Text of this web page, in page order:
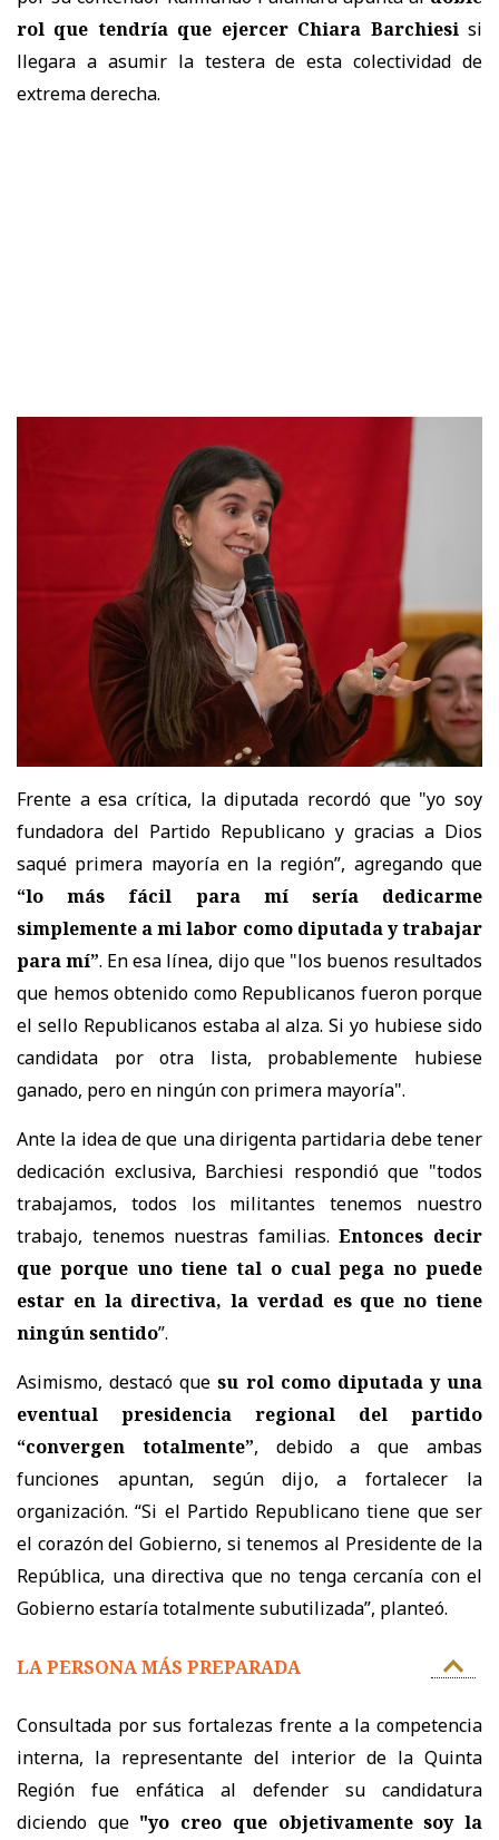
rol que tendría que ejercer Chiara Barchiesisi
llegara a asumir la testera de esta colectividad de
extrema derecha.
Frente a esa crítica, la diputada recordó que "yo soy
fundadora del Partido Republicano y gracias a Dios
saqué primera mayoría en la región”, agregando que
“lo más fácil para mí sería dedicarme
simplemente a mi labor como diputada y trabajar
para mí”. En esa línea, dijo que "los buenos resultados
que hemos obtenido como Republicanos fueron porque
el sello Republicanos estaba al alza. Si yo hubiese sido
candidata por otra lista, probablemente hubiese
ganado, pero en ningún con primera mayoría".
Ante la idea de que una dirigenta partidaria debe tener
dedicación exclusiva, Barchiesi respondió que "todos
trabajamos, todos los militantes tenemos nuestro
trabajo, tenemos nuestras familias.Entonces decir
que porque uno tiene tal o cual pega no puede
estar en la directiva, la verdad es que no tiene
ningún sentido”.
Asimismo, destacó que su rol como diputada y una
eventual presidencia regional del partido
“convergen totalmente”, debido a que ambas
funciones apuntan, según dijo, a fortalecer la
organización. “Si el Partido Republicano tiene que ser
el corazón del Gobierno, si tenemos al Presidente de la
República, una directiva que no tenga cercanía con el
Gobierno estaría totalmente subutilizada”, planteó.
LA PERSONA MÁS PREPARADA
Consultada por sus fortalezas frente a la competencia
interna, la representante del interior de la Quinta
Región fue enfática al defender su candidatura
diciendo que"yo creo que objetivamente soy la